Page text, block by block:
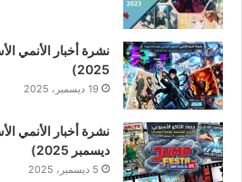
2025)
19 ديسمبر، 2025
ديسمبر 2025)
5 ديسمبر، 2025